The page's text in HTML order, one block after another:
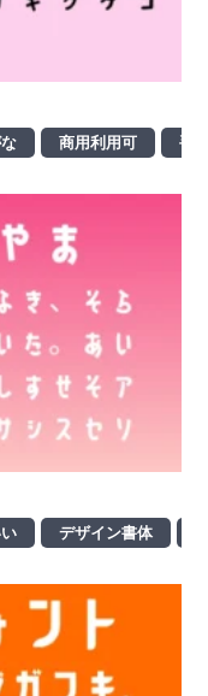
商用利用可 手
デザイン書体